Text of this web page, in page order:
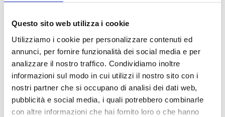
Questo sito web utilizza i cookie
Utilizziamo i cookie per personalizzare contenuti ed
annunci, per fornire funzionalità dei social media e per
analizzare il nostro traffico. Condividiamo inoltre
informazioni sul modo in cui utilizzi il nostro sito con i
nostri partner che si occupano di analisi dei dati web,
pubblicità e social media, i quali potrebbero combinarle
con altre informazioni che hai fornito loro o che hanno
ESCLUSIVITA’ CENTRI
BOLOGNA GOMME